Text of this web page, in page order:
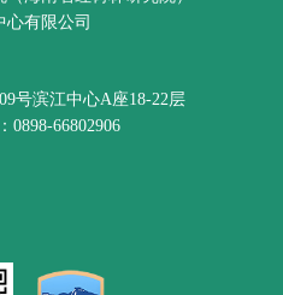
有限公司
号滨江中心A座18-22层
0898-66802906